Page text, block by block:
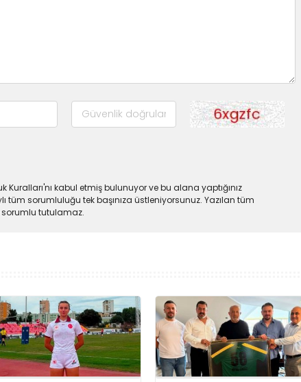
kabul etmiş bulunuyor ve bu alana yaptığınız
sorumluluğu tek başınıza üstleniyorsunuz. Yazılan tüm
tutulamaz.